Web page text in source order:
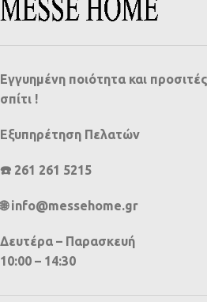
Εγγυημένη ποιότητα και
σπίτι !
Εξυπηρέτηση Πελατών
☎️ 261 261 5215
🌐 info@messehome.gr
Δευτέρα – Παρασκευή
10:00 – 14:30